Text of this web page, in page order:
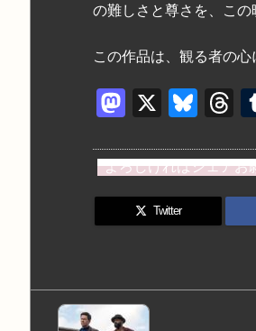
の難しさと尊さを、この
この作品は、観る者の
M
st
o
d
X
Bl
e
s
k
T
e
a
d
よろしければシェアお
Twitter